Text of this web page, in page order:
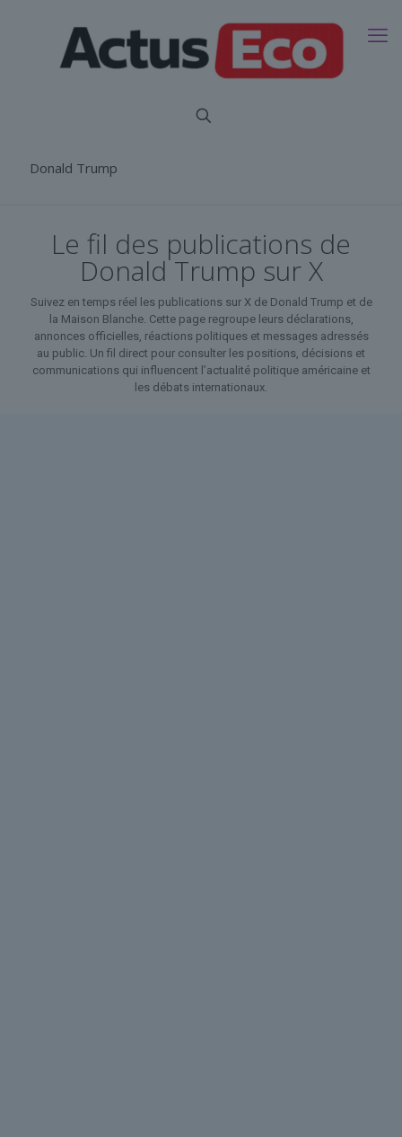
Donald Trump
Le fil des publications de
Donald Trump sur X
Suivez en temps réel les publications sur X de Donald Trump et de
la Maison Blanche. Cette page regroupe leurs déclarations,
annonces officielles, réactions politiques et messages adressés
au public. Un fil direct pour consulter les positions, décisions et
communications qui influencent l’actualité politique américaine et
les débats internationaux.